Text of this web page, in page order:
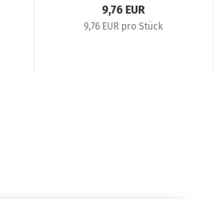
9,76 EUR
9,76 EUR pro Stück